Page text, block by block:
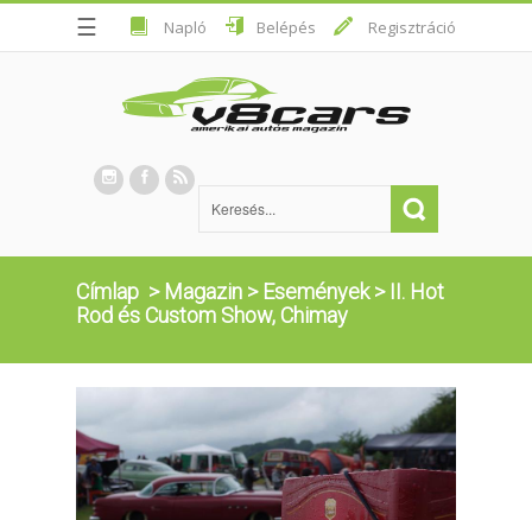
☰ Napló Belépés Regisztráció
Címlap > Magazin > Események> II. Hot
Rod és Custom Show, Chimay